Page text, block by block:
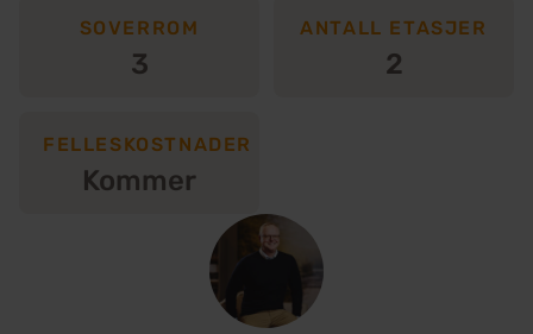
SOVERROM
3
ANTALL ETASJER
2
FELLESKOSTNADER
Kommer